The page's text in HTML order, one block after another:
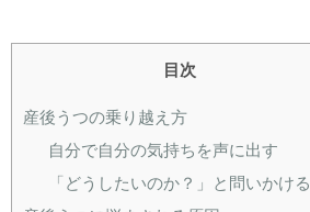
目次
産後うつの乗り越え方
自分で自分の気持ちを声に出す
「どうしたいのか？」と問いかける